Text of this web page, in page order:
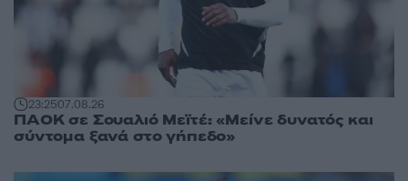
23:2507.08.26
ΠΑΟΚ σε Σουαλιό Μεϊτέ: «Μείνε δυνατός και
σύντομα ξανά στο γήπεδο»